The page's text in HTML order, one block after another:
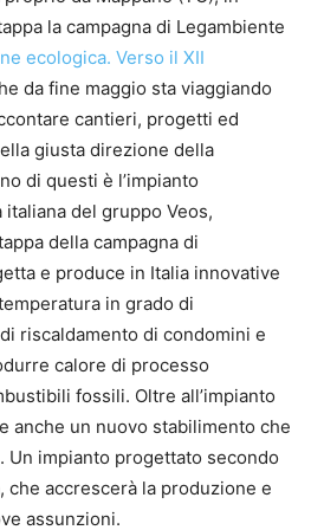
la campagna di Legambiente
ecologica. Verso il XII
da fine maggio sta viaggiando
cantieri, progetti ed
giusta direzione della
di questi è l’impianto
del gruppo Veos,
della campagna di
e produce in Italia innovative
in grado di
riscaldamento di condomini e
calore di processo
fossili. Oltre all’impianto
anche un nuovo stabilimento che
Un impianto progettato secondo
accrescerà la produzione e
assunzioni.